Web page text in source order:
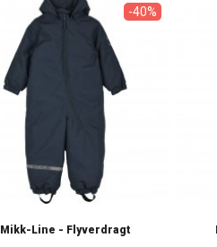
-40%
Mikk-Line - Flyverdragt